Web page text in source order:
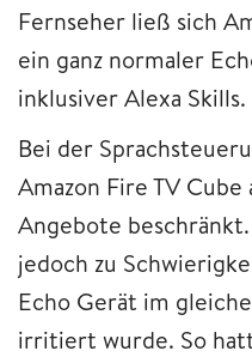
Fernseher ließ sich
ein ganz normaler
inklusiver Alexa Skills.
Bei der
Amazon Fire TV
Angebote
jedoch zu
Echo Gerät im
irritiert wurde. So